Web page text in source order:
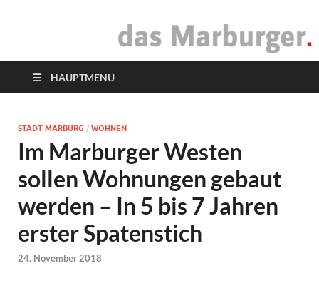
das Marburger.
HAUPTMENÜ
STADT MARBURG / WOHNEN
Im Marburger Westen
sollen Wohnungen gebaut
werden – In 5 bis 7 Jahren
erster Spatenstich
24. November 2018